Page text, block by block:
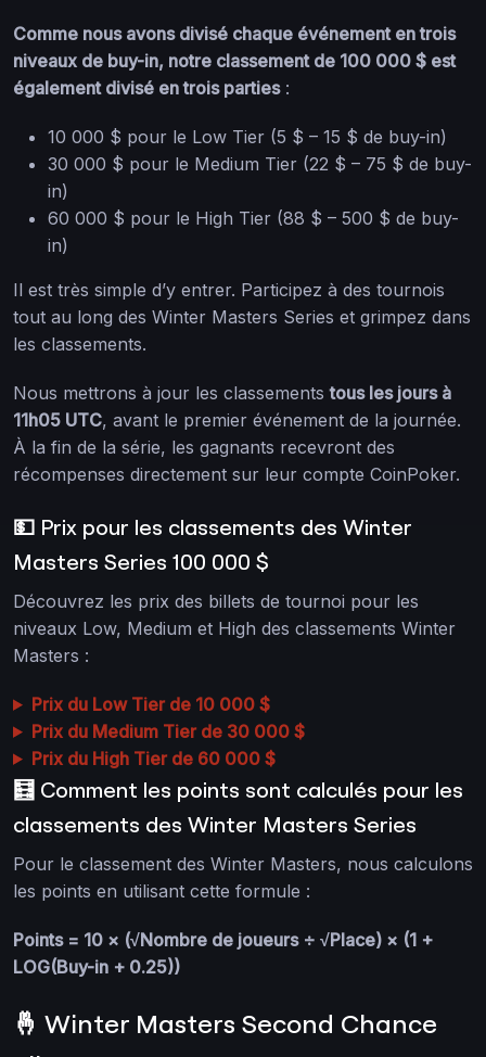
Comme nous avons divisé chaque événement en trois
niveaux de buy-in, notre classement de 100 000 $ est
également divisé en trois parties:
10 000 $ pour le Low Tier (5 $ – 15 $ de buy-in)
30 000 $ pour le Medium Tier (22 $ – 75 $ de buy-
in)
60 000 $ pour le High Tier (88 $ – 500 $ de buy-
in)
Il est très simple d’y entrer. Participez à des tournois
tout au long des Winter Masters Series et grimpez dans
les classements.
Nous mettrons à jour les classementstous les jours à
11h05 UTC, avant le premier événement de la journée.
À la fin de la série, les gagnants recevront des
récompenses directement sur leur compte CoinPoker.
💵 Prix pour les classements des Winter
Masters Series 100 000 $
Découvrez les prix des billets de tournoi pour les
niveaux Low, Medium et High des classements Winter
Masters :
Prix du Low Tier de 10 000 $
Prix du Medium Tier de 30 000 $
Prix du High Tier de 60 000 $
🧮 Comment les points sont calculés pour les
classements des Winter Masters Series
Pour le classement des Winter Masters, nous calculons
les points en utilisant cette formule :
Points = 10 × (√Nombre de joueurs ÷ √Place) × (1 +
LOG(Buy-in + 0.25))
🤞 Winter Masters Second Chance